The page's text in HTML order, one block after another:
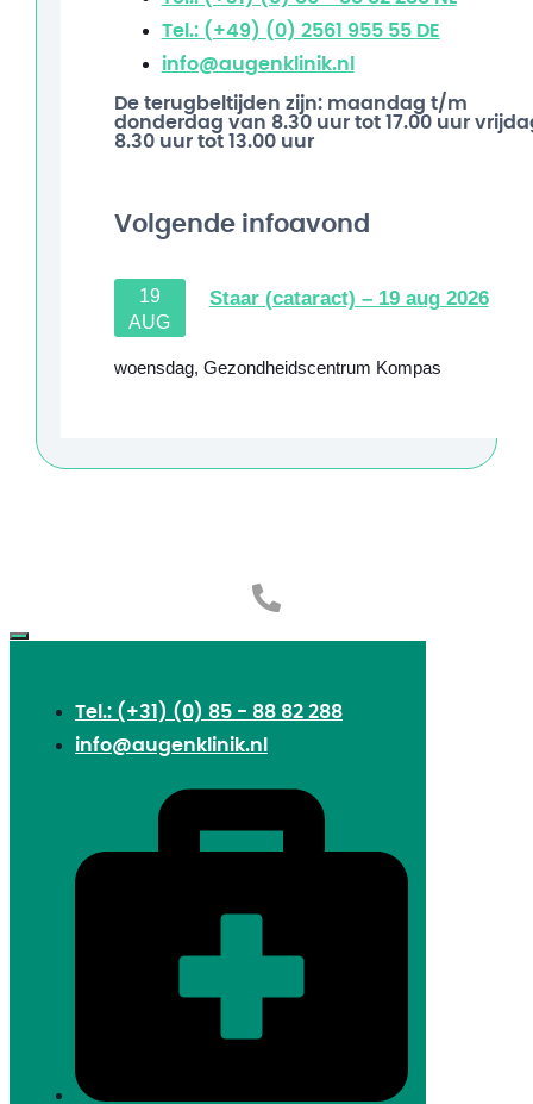
Tel.: (+49) (0) 2561 955 55 DE
info@augenklinik.nl
De terugbeltijden zijn: maandag t/m
donderdag van 8.30 uur tot 17.00 uur
8.30 uur tot 13.00 uur
Volgende infoavond
19
AUG
Staar (cataract) – 19 aug 2026
woensdag, Gezondheidscentrum Kompas
Tel.: (+31) (0) 85 - 88 82 288
info@augenklinik.nl